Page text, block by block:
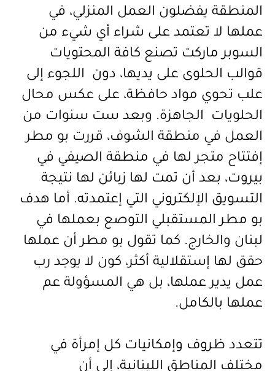
المنطقة يفضلون العمل المنزلي، في
عملها لا تعتمد على شراء أي شيء من
السوبر ماركت تصنع كافة المحتويات
قوالب الحلوى على يديها، دون اللجوء إلى
علب تحوي مواد حافظة، على عكس محال
الحلويات الجاهزة. وبعد ست سنوات من
العمل في منطقة الشوف، قررت بو مطر
إفتتاح متجر لها في منطقة الصيفي في
بيروت، بعد أن نَمت لها زبائن لها نتيجة
التسويق الإلكتروني التي إعتمدته. أما هدف
بو مطر المستقبلي التوصع بعملها في
لبنان والخارج. كما تقول بو مطر أن عملها
حقق لها إستقلالية أكثر، كون لا يوجد رب
عمل يدير عملها، بل هي المسؤولة عم
عملها بالكامل.
تتعدد ظروف وإمكانيات كل إمرأة في
مختلف المناطق اللبنانية، إلى أن